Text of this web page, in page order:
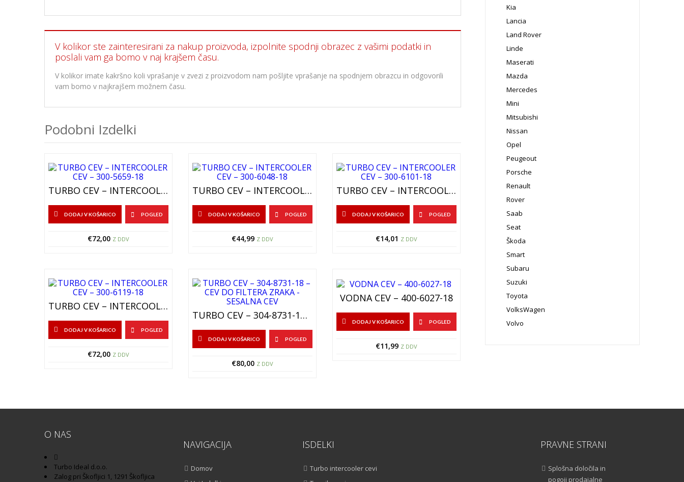
V kolikor ste zainteresirani za nakup proizvoda, izpolnite spodnji obrazec z vašimi podatki in
poslali vam ga bomo v naj krajšem času.
V kolikor imate kakršno koli vprašanje v zvezi z proizvodom nam pošljite vprašanje na spodnjem obrazcu in odgovorili
vam bomo v najkrajšem možnem času.
Podobni Izdelki
TURBO CEV – INTERCOOLER CEV – 300-5659-18
DODAJ V KOŠARICO POGLED
€72,00 Z DDV
TURBO CEV – INTERCOOLER CEV – 300-6048-18
DODAJ V KOŠARICO POGLED
€44,99 Z DDV
TURBO CEV – INTERCOOLER CEV – 300-6101-18
DODAJ V KOŠARICO POGLED
€14,01 Z DDV
TURBO CEV – INTERCOOLER CEV – 300-6119-18
DODAJ V KOŠARICO POGLED
€72,00 Z DDV
TURBO CEV – 304-8731-18 – CEV DO FILTERA ZRAKA – SESALNA CEV
DODAJ V KOŠARICO POGLED
€80,00 Z DDV
VODNA CEV – 400-6027-18
DODAJ V KOŠARICO POGLED
€11,99 Z DDV
Kia
Lancia
Land Rover
Linde
Maserati
Mazda
Mercedes
Mini
Mitsubishi
Nissan
Opel
Peugeout
Porsche
Renault
Rover
Saab
Seat
Škoda
Smart
Subaru
Suzuki
Toyota
VolksWagen
Volvo
O NAS
Turbo Ideal d.o.o.
Zalog pri Škofljici 1, 1291 Škofljica
NAVIGACIJA
Domov
ISDELKI
Turbo intercooler cevi
PRAVNE STRANI
Splošna določila in
pogoji prodajalne